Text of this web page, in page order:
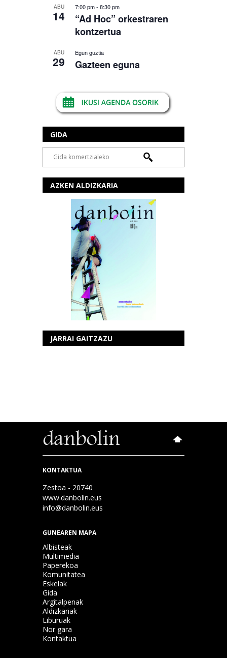
ABU
14
7:00 pm- 8:30 pm
“Ad Hoc” orkestraren
kontzertua
ABU
29
Egun guztia
Gazteen eguna
GIDA
AZKEN ALDIZKARIA
JARRAI GAITZAZU
KONTAKTUA
Zestoa - 20740
www.danbolin.eus
info@danbolin.eus
GUNEAREN MAPA
Albisteak
Multimedia
Paperekoa
Komunitatea
Eskelak
Gida
Argitalpenak
Aldizkariak
Liburuak
Nor gara
Kontaktua